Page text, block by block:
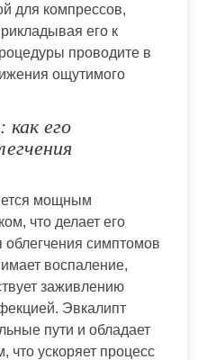
для компрессов,
его к
проводите в
ощутимого
как его
мощным
что делает его
симптомов
воспаление,
заживлению
Эвкалипт
пути и обладает
что ускоряет процесс